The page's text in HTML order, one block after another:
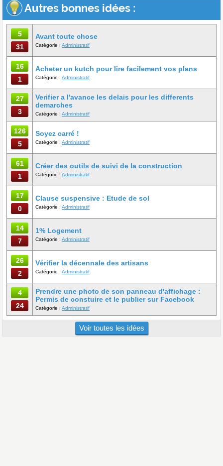
Autres bonnes idées :
5
31
Avant toute chose
Catégorie : Administratif
16
1
Acheter un kutch pour lire facilement vos plans
Catégorie : Administratif
27
3
Verifier a l'avance les delais pour les differents
demarches
Catégorie : Administratif
126
5
Soyez carré !
Catégorie : Administratif
61
1
Créer des outils de suivi de la construction
Catégorie : Administratif
17
0
Clause suspensive : Etude de sol
Catégorie : Administratif
14
7
1% Logement
Catégorie : Administratif
26
2
Vérifier la décennale des artisans
Catégorie : Administratif
4
24
Prendre une photo de son panneau d'affichage :
Permis de constuire et le publier sur Facebook
Catégorie : Administratif
Voir toutes les idées